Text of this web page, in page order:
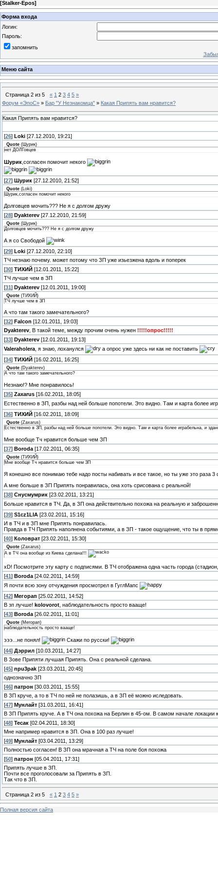
[Stalker-Epos]
Форма входа
Логин:
Пароль:
запомнить
Меню сайта
Страница 2 из 5 « 1 2 3 4 5 »
Форум «ЭпоС» » Бар "У Незнакомца" » Какая Припять вам нравится?
Какая Припять вам нравится?
[26] Loki [27.12.2010, 19:21]
Quote (Шурик)
нет ДОЛГовцев
Шурик ,согласен помочит некого
[27] Шурик [27.12.2010, 21:52]
Quote (Loki)
Шурик,согласен помочит некого
Долговцев мочить??? Не я с долгом дружу
[28] Dyakterev [27.12.2010, 21:59]
Quote (Шурик)
Долговцев мочить??? Не я с долгом дружу
А я со Свободой
[29] Loki [27.12.2010, 22:10]
ТЧ незнаю почему. может потому что ЗП уже изьезжена вдоль и поперек
[30] ТИХИЙ [12.01.2011, 15:22]
ТЧ лучше чем в ЗП
[31 ] Dyakterev [12.01.2011, 19:00]
Quote (ТИХИЙ)
ТЧ лучше чем в ЗП
А что там такого замечательного?
[32] Falcon [12.01.2011, 19:03]
Dyakterev , В такой теме, между прочим очень нужен !!!!!опрос!!!!!
[33] Dyakterev [12.01.2011, 19:13]
Valeraholera , я знаю, лоханулся
а опрос уже здесь ни как не поставить
[34] ТИХИЙ [16.02.2011, 16:25]
Quote (Dyakterev)
А что там такого замечательного?
Незнаю!? Мне понравилось!
[35] Zaxarus [16.02.2011, 18:05]
Естественно в ЗП, разбы над ней больше попотели. Это видно. Там и карта более
[36] ТИХИЙ [16.02.2011, 18:09]
Quote (Zaxarus)
Естественно в ЗП, разбы над ней больше попотели. Это видно. Там и карта более играбельна, и
Мне вообще Тч нравится больше чем ЗП
[37] Boroda [17.02.2011, 06:35]
Quote (ТИХИЙ)
Мне вообще Тч нравится больше чем ЗП
Я конешно все понимаю тебе надо посты набивать и все такое, но ты уже это раза 3
А мне больше в ЗП Припять понравилась, она хоть срисована с реальной!
[38] Снусмумрик [23.02.2011, 13:21]
Больше нравится в ТЧ. Да, в ЗП она действительно похожа на реальную и
[39] S1cz1LIA [23.02.2011, 15:16]
И в ТЧ и в ЗП мне Припять понравилась.
Правда в ТЧ Припять наполнена событиями, а в ЗП - такое ощущение, что ты в
[40] Коловрат [23.02.2011, 15:30]
Quote (Zaxarus)
А в ТЧ она вообще из Киева сделана!!!
xD! Посмотрите эту карту с подписями. В ТЧ отображена одна часть города
[41 ] Boroda [24.02.2011, 14:59]
Я почти всю зону отчуждения просмотрел в ГуглМапс
[42] Мегорап [25.02.2011, 14:52]
В зп лучше! kolovorot , наблюдательность просто вааще!
[43] Boroda [26.02.2011, 11:01]
Quote (Мегорап)
наблюдательность просто вааще!
эээ...не понял!
Скажи по русски!
[44] Дэррил [10.03.2011, 14:27]
В Зове Припяти лучшая Припять. Она с реальной сделана.
[45] npu3pak [23.03.2011, 20:45]
однозначно ЗП
[46] патрон [30.03.2011, 15:55]
В ЗП круче, а то в ТЧ по ней не полазишь, а в ЗП её можно иследовать.
[47] Мунлайт [31.03.2011, 16:41]
В ЗП Припять круче. А в ТЧ она похожа на Берлин в 45-ом. В самом начале локации
[48] Тесак [02.04.2011, 18:30]
Мне например нравится в ЗП. Она в 100 раз лучше!
[49] Мунлайт [03.04.2011, 13:29]
Полностью согласен! В ЗП она мрачная а ТЧ на поле боя похожа
[50] патрон [05.04.2011, 17:31]
Припять лучше в ЗП.
Почти все проголосовали за Припять в ЗП.
Так что в ЗП.
Страница 2 из 5 « 1 2 3 4 5 »
Полная версия сайта